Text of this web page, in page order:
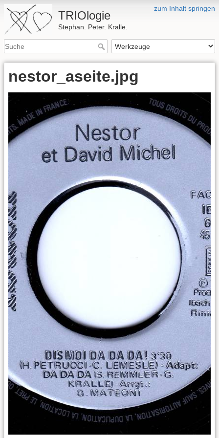
zum Inhalt springen
TRIOlogie
Stephan. Peter. Kralle.
nestor_aseite.jpg